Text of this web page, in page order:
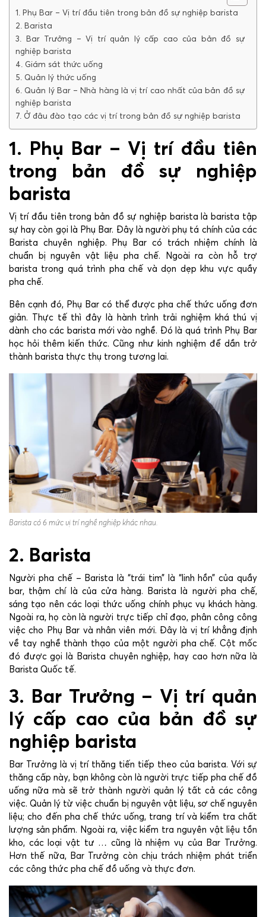
1. Phụ Bar – Vị trí đầu tiên trong bản đồ sự nghiệp barista
2. Barista
3. Bar Trưởng – Vị trí quản lý cấp cao của bản đồ sự
nghiệp barista
4. Giám sát thức uống
5. Quản lý thức uống
6. Quản lý Bar – Nhà hàng là vị trí cao nhất của bản đồ sự
nghiệp barista
7. Ở đâu đào tạo các vị trí trong bản đồ sự nghiệp barista
1. Phụ Bar – Vị trí đầu tiên
trong bản đồ sự nghiệp
barista
Vị trí đầu tiên trong bản đồ sự nghiệp barista là barista tập
sự hay còn gọi là Phụ Bar. Đây là người phụ tá chính của các
Barista chuyên nghiệp. Phụ Bar có trách nhiệm chính là
chuẩn bị nguyên vật liệu pha chế. Ngoài ra còn hỗ trợ
barista trong quá trình pha chế và dọn dẹp khu vực quầy
pha chế.
Bên cạnh đó, Phụ Bar có thể được pha chế thức uống đơn
giản. Thực tế thì đây là hành trình trải nghiệm khá thú vị
dành cho các barista mới vào nghề. Đó là quá trình Phụ Bar
học hỏi thêm kiến thức. Cũng như kinh nghiệm để dần trở
thành barista thực thụ trong tương lai.
Barista có 6 mức vị trí nghề nghiệp khác nhau.
2. Barista
Người pha chế – Barista là “trái tim” là “linh hồn” của quầy
bar, thậm chí là của cửa hàng. Barista là người pha chế,
sáng tạo nên các loại thức uống chính phục vụ khách hàng.
Ngoài ra, họ còn là người trực tiếp chỉ đạo, phân công công
việc cho Phụ Bar và nhân viên mới. Đây là vị trí khẳng định
về tay nghề thành thạo của một người pha chế. Cột mốc
đó được gọi là Barista chuyên nghiệp, hay cao hơn nữa là
Barista Quốc tế.
3. Bar Trưởng – Vị trí quản
lý cấp cao của bản đồ sự
nghiệp barista
Bar Trưởng là vị trí thăng tiến tiếp theo của barista. Với sự
thăng cấp này, bạn không còn là người trực tiếp pha chế đồ
uống nữa mà sẽ trở thành người quản lý tất cả các công
việc. Quản lý từ việc chuẩn bị nguyên vật liệu, sơ chế nguyên
liệu; cho đến pha chế thức uống, trang trí và kiểm tra chất
lượng sản phẩm. Ngoài ra, việc kiểm tra nguyên vật liệu tồn
kho, các loại vật tư … cũng là nhiệm vụ của Bar Trưởng.
Hơn thế nữa, Bar Trưởng còn chịu trách nhiệm phát triển
các công thức pha chế đồ uống và thực đơn.